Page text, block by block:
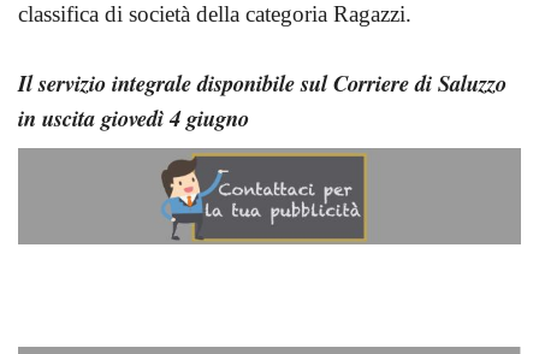
classifica di società della categoria Ragazzi.
Il servizio integrale disponibile sul Corriere di Saluzzo
in uscita giovedì 4 giugno